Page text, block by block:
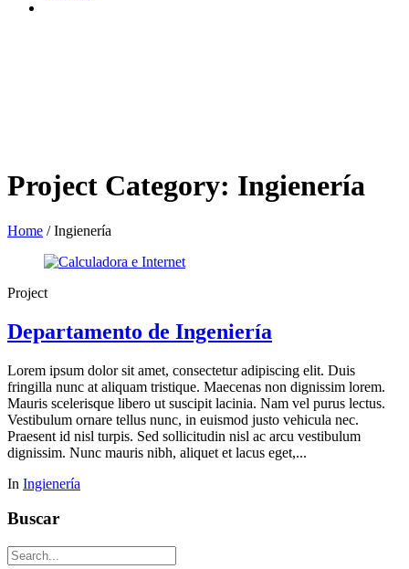
Project Category: Ingienería
Home /Ingienería
Project
Departamento de Ingeniería
Lorem ipsum dolor sit amet, consectetur adipiscing elit. Duis
fringilla nunc at aliquam tristique. Maecenas non dignissim lorem.
Mauris scelerisque libero ut suscipit lacinia. Nam vel purus lectus.
Vestibulum ornare tellus nunc, in euismod justo vehicula nec.
Praesent id nisl turpis. Sed sollicitudin nisl ac arcu vestibulum
dignissim. Nunc mauris nibh, aliquet et lacus eget,...
In Ingienería
Buscar